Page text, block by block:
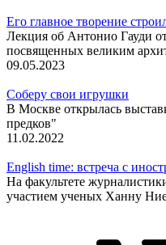
Его главное творение
Лекция об Антонио Гауди
посвященных великим
09.05.2023
Соберу свои игрушки
В Москве открылась
предков"
11.02.2022
English time: встреча с
На факультете
участием ученых Ханну